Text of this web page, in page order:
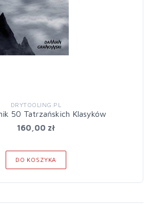
DRYTOOLING.PL
50 Tatrzańskich Klasyków
160,00 zł
DO KOSZYKA